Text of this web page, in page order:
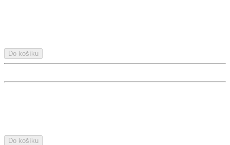
Do košíku
Do košíku